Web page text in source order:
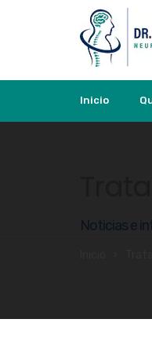
Inicio
Noticias e